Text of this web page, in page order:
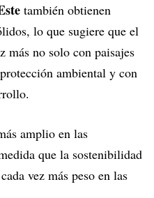
también obtienen
lo que sugiere que el
más no solo con paisajes
ambiental y con
amplio en las
que la sostenibilidad
vez más peso en las